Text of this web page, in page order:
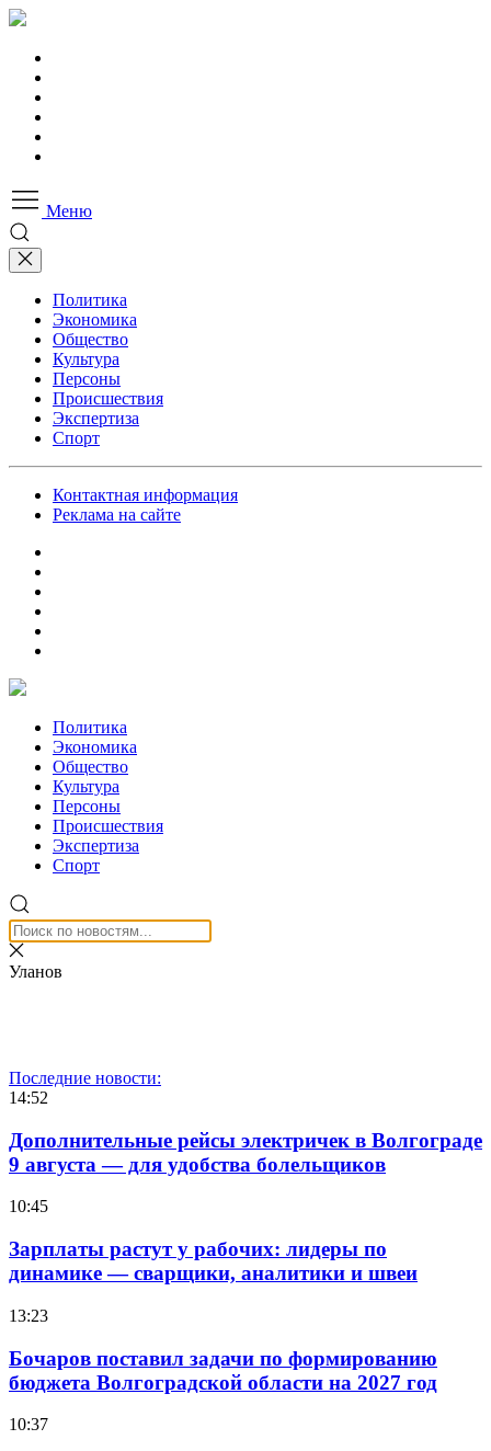
Меню
Политика
Экономика
Общество
Культура
Персоны
Происшествия
Экспертиза
Спорт
Контактная информация
Реклама на сайте
Политика
Экономика
Общество
Культура
Персоны
Происшествия
Экспертиза
Спорт
Уланов
Последние новости:
14:52
Дополнительные рейсы электричек в Волгограде
9 августа — для удобства болельщиков
10:45
Зарплаты растут у рабочих: лидеры по
динамике — сварщики, аналитики и швеи
13:23
Бочаров поставил задачи по формированию
бюджета Волгоградской области на 2027 год
10:37